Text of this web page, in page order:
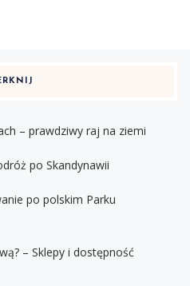
– prawdziwy raj na ziemi
po Skandynawii
po polskim Parku
– Sklepy i dostępność